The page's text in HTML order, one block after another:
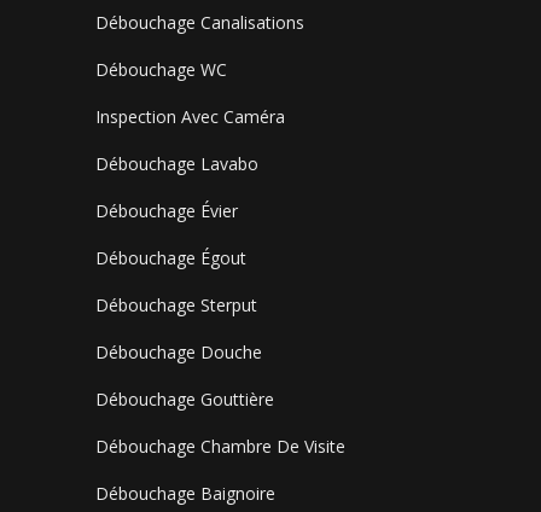
Débouchage Canalisations
Débouchage WC
Inspection Avec Caméra
Débouchage Lavabo
Débouchage Évier
Débouchage Égout
Débouchage Sterput
Débouchage Douche
Débouchage Gouttière
Débouchage Chambre De Visite
Débouchage Baignoire